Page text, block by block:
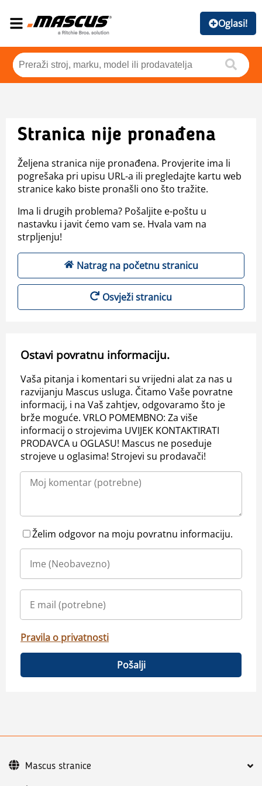
Oglasi!
Stranica nije pronađena
Željena stranica nije pronađena. Provjerite ima li
pogrešaka pri upisu URL-a ili pregledajte kartu web
stranice kako biste pronašli ono što tražite.
Ima li drugih problema? Pošaljite e-poštu u
nastavku i javit ćemo vam se. Hvala vam na
strpljenju!
Natrag na početnu stranicu
Osvježi stranicu
Ostavi povratnu informaciju.
Vaša pitanja i komentari su vrijedni alat za nas u
razvijanju Mascus usluga. Čitamo Vaše povratne
informacij, i na Vaš zahtjev, odgovaramo što je
brže moguće. VRLO POMEMBNO: Za više
informacij o strojevima UVIJEK KONTAKTIRATI
PRODAVCA u OGLASU! Mascus ne poseduje
strojeve u oglasima! Strojevi su prodavači!
Želim odgovor na moju povratnu informaciju.
Pravila o privatnosti
Pošalji
Mascus stranice